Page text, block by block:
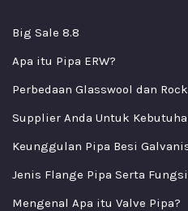
Big Sale 8.8
Apa itu Pipa ERW?
Perbedaan Glasswool dan
Supplier Anda Untuk
Keunggulan Pipa Besi
Jenis Flange Pipa Serta
Mengenal Apa itu Valve Pipa?